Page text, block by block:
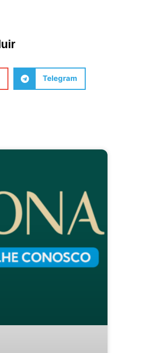
Telegram